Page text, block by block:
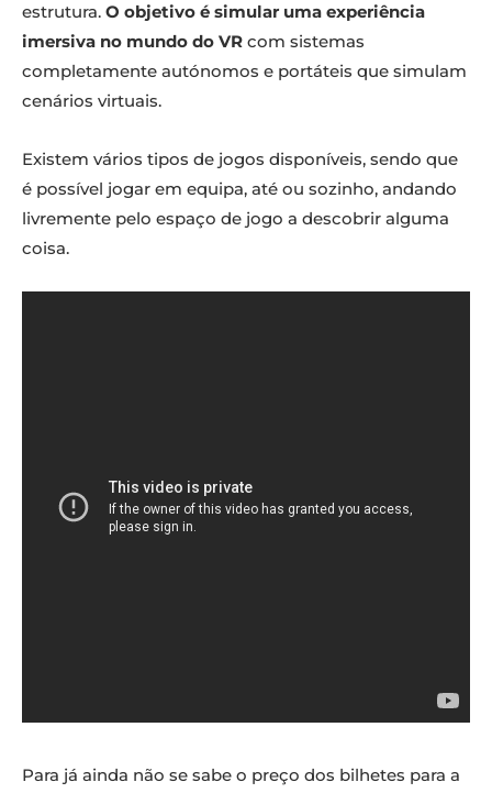
estrutura. O objetivo é simular uma experiência
imersiva no mundo do VR com sistemas
completamente autónomos e portáteis que simulam
cenários virtuais.
Existem vários tipos de jogos disponíveis, sendo que
é possível jogar em equipa, até ou sozinho, andando
livremente pelo espaço de jogo a descobrir alguma
coisa.
Para já ainda não se sabe o preço dos bilhetes para a